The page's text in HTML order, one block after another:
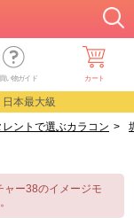
い物ガイド カート
本最大級
ントで選ぶカラコン >
ャー38のイメージモ